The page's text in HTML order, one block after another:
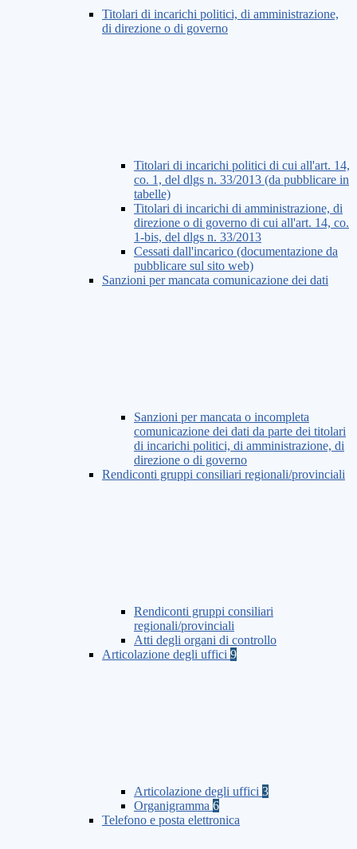
Titolari di incarichi politici, di amministrazione,
di direzione o di governo
Titolari di incarichi politici di cui all'art. 14,
co. 1, del dlgs n. 33/2013 (da pubblicare in
tabelle)
Titolari di incarichi di amministrazione, di
direzione o di governo di cui all'art. 14, co.
1-bis, del dlgs n. 33/2013
Cessati dall'incarico (documentazione da
pubblicare sul sito web)
Sanzioni per mancata comunicazione dei dati
Sanzioni per mancata o incompleta
comunicazione dei dati da parte dei titolari
di incarichi politici, di amministrazione, di
direzione o di governo
Rendiconti gruppi consiliari regionali/provinciali
Rendiconti gruppi consiliari
regionali/provinciali
Atti degli organi di controllo
Articolazione degli uffici 9
Articolazione degli uffici 3
Organigramma 6
Telefono e posta elettronica